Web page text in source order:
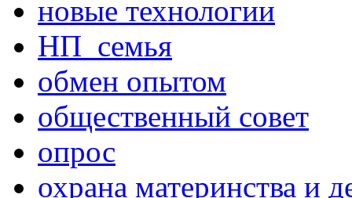
новые технологии
НП_семья
обмен опытом
общественный совет
опрос
охрана материнства и